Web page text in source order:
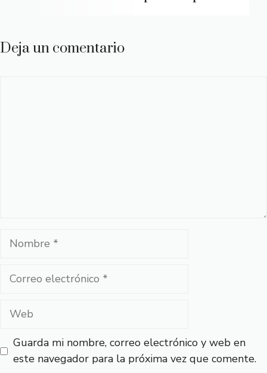
Deja un comentario
Nombre
Correo
Web
Guarda mi nombre, correo electrónico y web en
este navegador para la próxima vez que comente.